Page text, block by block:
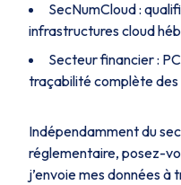
SecNumCloud :
infrastructures cloud
Secteur financier :
traçabilité complète
Indépendamment du
réglementaire, posez-
j’envoie mes données